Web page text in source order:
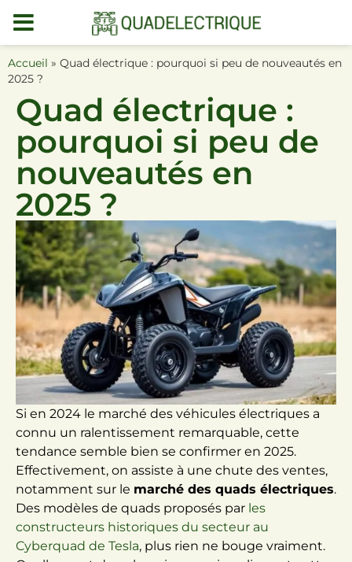
Accueil » Quad électrique : pourquoi si peu de nouveautés en
2025 ?
Quad électrique :
pourquoi si peu de
nouveautés en
2025 ?
Si en 2024 le marché des véhicules électriques a
connu un ralentissement remarquable, cette
tendance semble bien se confirmer en 2025.
Effectivement, on assiste à une chute des ventes,
notamment sur le marché des quads électriques.
Des modèles de quads proposés par les
constructeurs historiques du secteur au
Cyberquad de Tesla, plus rien ne bouge vraiment.
DEMO